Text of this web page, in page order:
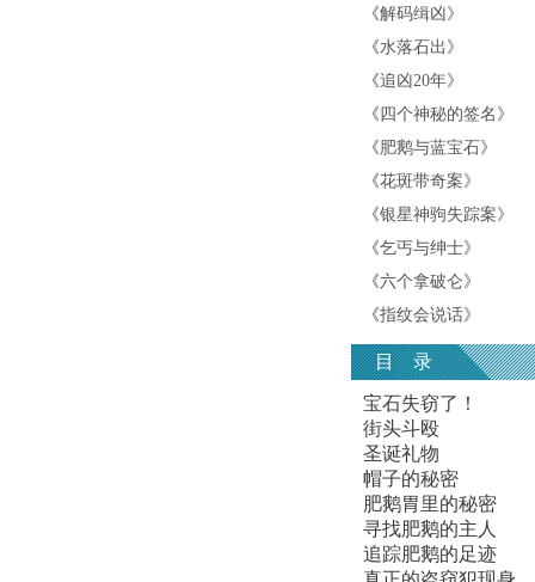
《解码缉凶 》
《水落石出 》
《追凶20年》
《 四个神秘的签名 》
《肥鹅与蓝宝石》
《花斑带奇案》
《银星神驹失踪案》
《乞丐与绅士》
《六个拿破仑》
《指纹会说话》
目 录
宝石失窃了！
街头斗殴
圣诞礼物
帽子的秘密
肥鹅胃里的秘密
寻找肥鹅的主人
追踪肥鹅的足迹